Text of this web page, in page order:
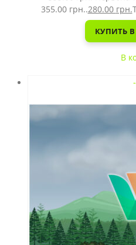
355.00 грн..280.00 грн.
КУПИТЬ
В